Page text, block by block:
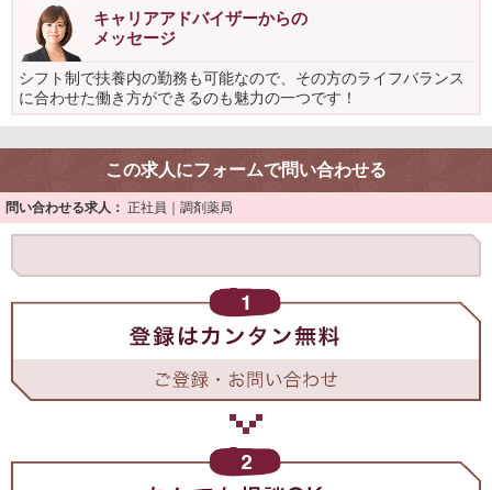
キャリアアドバイザーからの
メッセージ
シフト制で扶養内の勤務も可能なので、その方のライフバランス
に合わせた働き方ができるのも魅力の一つです！
この求人にフォームで問い合わせる
問い合わせる求人： 正社員｜調剤薬局